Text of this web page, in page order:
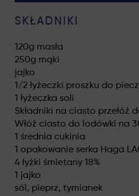
SKŁADNIKI
120g masła
250g mąki
jajko
1/2 łyżeczki proszku do
1 łyżeczka soli
Składniki na ciasto przełóż
Włóż ciasto do lodówki na
1 średnia cukinia
1 opakowanie serka Haga
4 łyżki śmietany 18%
1 jajko
sól, pieprz, tymianek